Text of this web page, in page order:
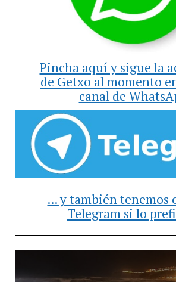
Pincha aquí y sigue la
de Getxo al momento
canal de
... y también tenemos
Telegram si lo